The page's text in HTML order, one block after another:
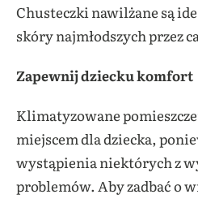
Chusteczki nawilżane są
skóry najmłodszych przez
Zapewnij dziecku komfort
Klimatyzowane
miejscem dla dziecka,
wystąpienia niektórych z
problemów. Aby zadbać o